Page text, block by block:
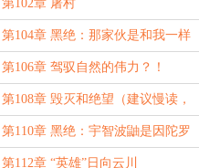
第102章 屠村
第104章 黑绝：那家伙是和我一样
的造物？！
第106章 驾驭自然的伟力？！
第108章 毁灭和绝望（建议慢读，
发挥想象力！）
第110章 黑绝：宇智波鼬是因陀罗
转世！
第112章 “英雄”日向云川